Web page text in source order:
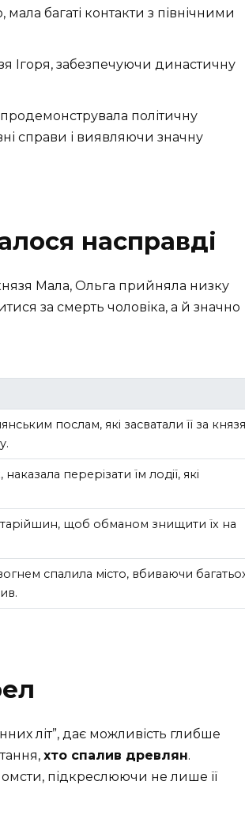
багаті контакти з північними
Ігоря, забезпечуючи династичну
політичну
справи і виявляючи значну
насправді
Мала, Ольга прийняла низку
за смерть чоловіка, а й значно
послам, які засватали її за князя
перерізати їм лодії, які
щоб обманом знищити їх на
спалила місто, вбиваючи
літ”, дає можливість глибше
хто спалив древлян.
підкреслюючи не лише її